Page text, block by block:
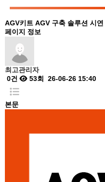
AGV키트 AGV 구축 솔루션 시연
페이지 정보
최고관리자
0건
53회 26-06-26 15:40
본문